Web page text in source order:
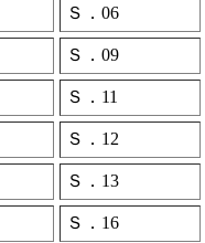
Ｓ．06
Ｓ．09
Ｓ．11
Ｓ．12
Ｓ．13
Ｓ．16